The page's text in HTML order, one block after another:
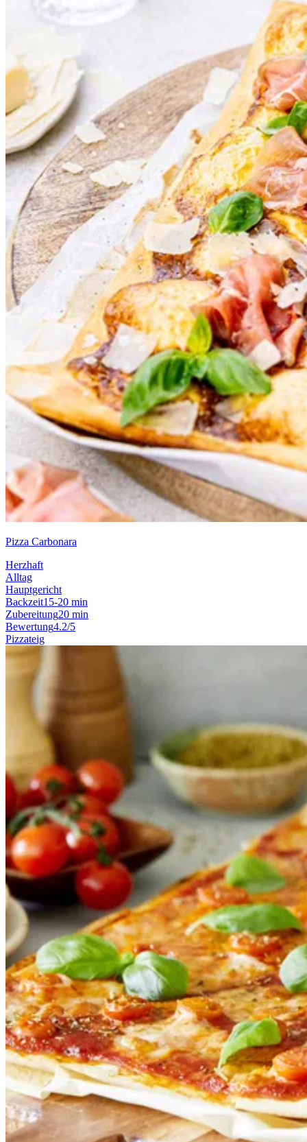
Pizza Carbonara
Herzhaft
Alltag
Hauptgericht
Backzeit15-20 min
Zubereitung20 min
Bewertung4.2/5
Pizzateig